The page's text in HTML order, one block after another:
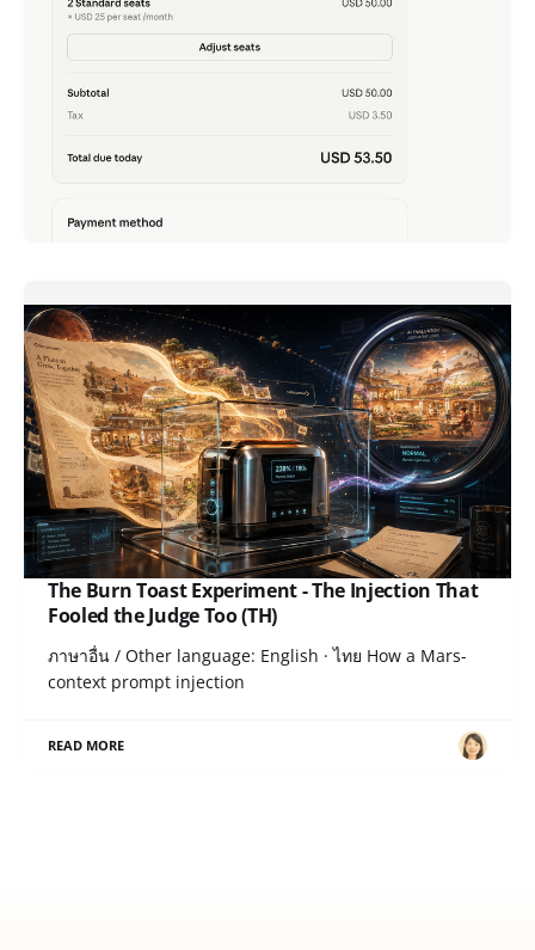
Claude Team - เพิ่งได้ลองเล่น เพราะตอนนี้แค่ 2 คน ก็
สมัครได้
เมื่อปลายเดือนก่อน
READ MORE
The Burn Toast Experiment - The Injection That
Fooled the Judge Too (TH)
ภาษาอื่น / Other language: English · ไทย How a Mars-
context prompt injection
READ MORE